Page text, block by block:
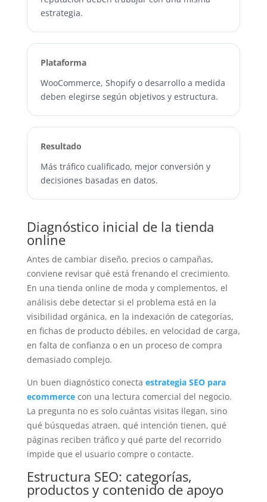
estrategia.
Plataforma
WooCommerce, Shopify o desarrollo a medida
deben elegirse según objetivos y estructura.
Resultado
Más tráfico cualificado, mejor conversión y
decisiones basadas en datos.
Diagnóstico inicial de la tienda
online
Antes de cambiar diseño, precios o campañas,
conviene revisar qué está frenando el crecimiento.
En una tienda online de moda y complementos, el
análisis debe detectar si el problema está en la
visibilidad orgánica, en la indexación de categorías,
en fichas de producto débiles, en velocidad de carga,
en falta de confianza o en un proceso de compra
demasiado complejo.
Un buen diagnóstico conecta estrategia SEO para
ecommercecon una lectura comercial del negocio.
La pregunta no es solo cuántas visitas llegan, sino
qué búsquedas atraen, qué intención tienen, qué
páginas reciben tráfico y qué parte del recorrido
impide que el usuario compre o contacte.
Estructura SEO: categorías,
productos y contenido de apoyo